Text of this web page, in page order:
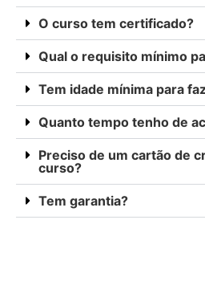
O curso tem certificado?
Qual o requisito mínimo
Tem idade mínima para
Quanto tempo tenho de
Preciso de um cartão de
curso?
Tem garantia?